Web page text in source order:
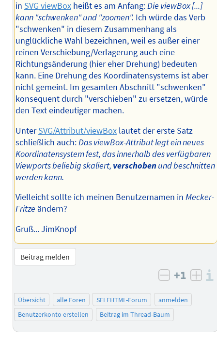
in SVG viewBoxheißt es am Anfang:Die viewBox [...]
kann "schwenken" und "zoomen". Ich würde das Verb
"schwenken" in diesem Zusammenhang als
unglückliche Wahl bezeichnen, weil es außer einer
reinen Verschiebung/Verlagerung auch eine
Richtungsänderung (hier eher Drehung) bedeuten
kann. Eine Drehung des Koordinatensystems ist aber
nicht gemeint. Im gesamten Abschnitt "schwenken"
konsequent durch "verschieben" zu ersetzen, würde
den Text eindeutiger machen.
UnterSVG/Attribut/viewBoxlautet der erste Satz
schließlich auch:Das viewBox-Attribut legt ein neues
Koordinatensystem fest, das innerhalb des verfügbaren
Viewports beliebig skaliert, verschobenund beschnitten
werden kann.
Vielleicht sollte ich meinen Benutzernamen in Mecker-
Fritze ändern?
Gruß... JimKnopf
Beitrag melden
negativ
+1
Übersicht alle Foren SELFHTML-Forum
anmelden
Benutzerkonto erstellen
Beitrag im Thread-Baum